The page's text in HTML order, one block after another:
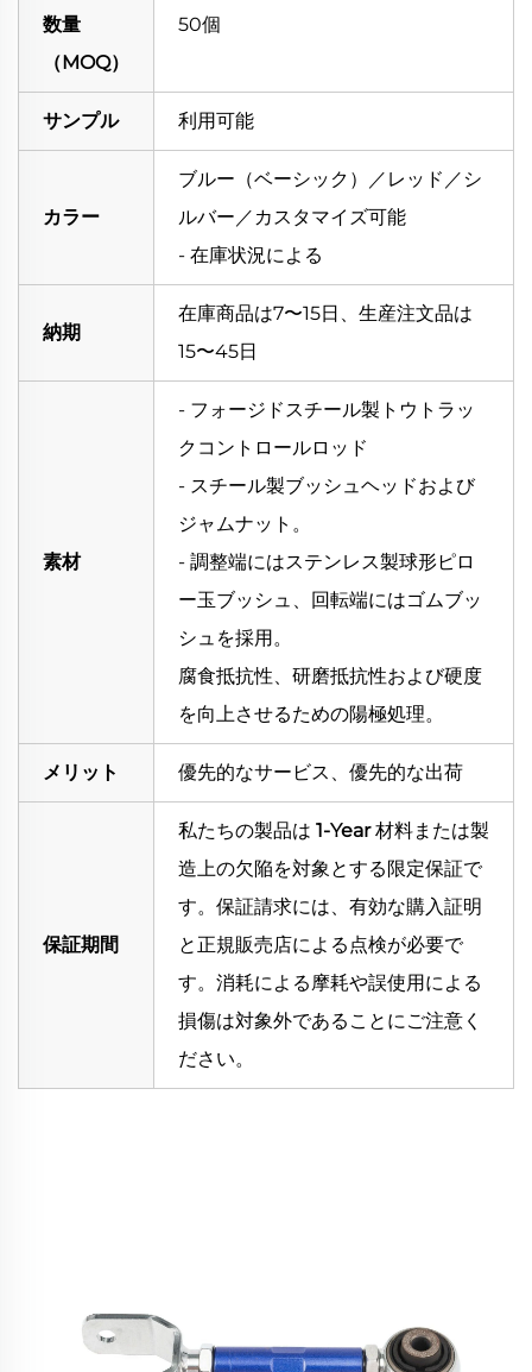
数量
（MOQ）
50個
サンプル 利用可能
カラー
ブルー（ベーシック）／レッド／シ
ルバー／カスタマイズ可能
- 在庫状況による
納期
在庫商品は7〜15日、生産注文品は
15〜45日
素材
- フォージドスチール製トウトラッ
クコントロールロッド
- スチール製ブッシュヘッドおよび
ジャムナット。
- 調整端にはステンレス製球形ピロ
ー玉ブッシュ、回転端にはゴムブッ
シュを採用。
腐食抵抗性、研磨抵抗性および硬度
を向上させるための陽極処理。
メリット 優先的なサービス、優先的な出荷
保証期間
私たちの製品は 1-Year材料または製
造上の欠陥を対象とする限定保証で
す。保証請求には、有効な購入証明
と正規販売店による点検が必要で
す。消耗による摩耗や誤使用による
損傷は対象外であることにご注意く
ださい。